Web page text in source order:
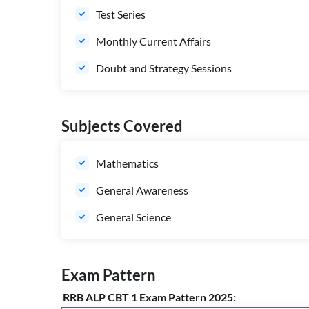
Test Series
Monthly Current Affairs
Doubt and Strategy Sessions
Subjects Covered
Mathematics
General Awareness
General Science
Exam Pattern
RRB ALP CBT 1 Exam Pattern 2025: